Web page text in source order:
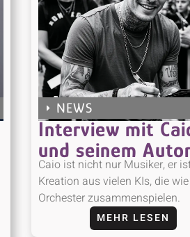
NEWS
Interview mit
und seinem
Caio ist nicht nur Musiker, er
Kreation aus vielen KIs, die
Orchester zusammenspielen.
MEHR LESEN